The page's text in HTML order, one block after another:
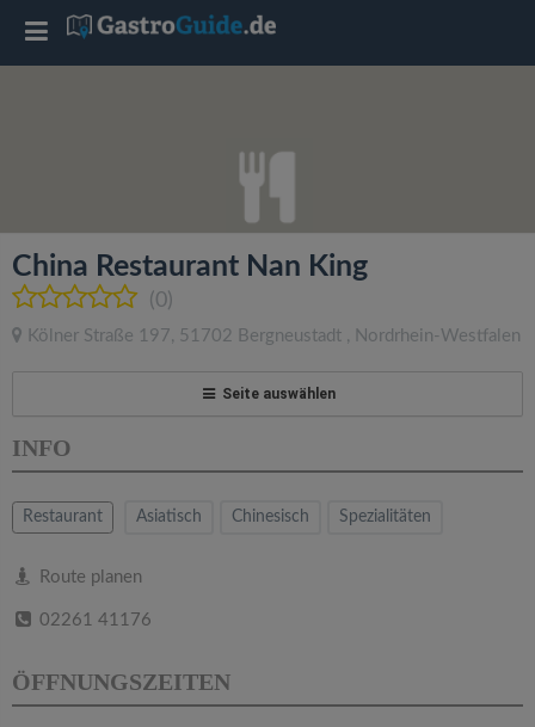
China Restaurant Nan King
(0)
Kölner Straße 197, 51702 Bergneustadt , Nordrhein-Westfalen
Seite auswählen
INFO
Restaurant Asiatisch Chinesisch Spezialitäten
Route planen
02261 41176
ÖFFNUNGSZEITEN
T
l
e
a
v